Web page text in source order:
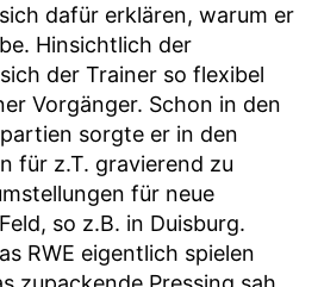
dafür erklären, warum er
Hinsichtlich der
der Trainer so flexibel
Vorgänger. Schon in den
sorgte er in den
für z.T. gravierend zu
für neue
so z.B. in Duisburg.
RWE eigentlich spielen